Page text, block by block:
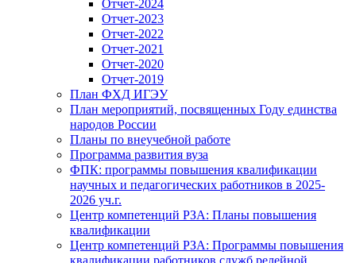
Отчет-2024
Отчет-2023
Отчет-2022
Отчет-2021
Отчет-2020
Отчет-2019
План ФХД ИГЭУ
План мероприятий, посвященных Году единства
народов России
Планы по внеучебной работе
Программа развития вуза
ФПК: программы повышения квалификации
научных и педагогических работников в 2025-
2026 уч.г.
Центр компетенций РЗА: Планы повышения
квалификации
Центр компетенций РЗА: Программы повышения
квалификации работников служб релейной